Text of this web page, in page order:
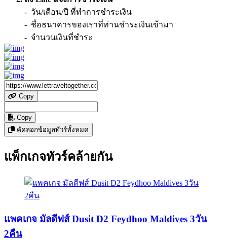
- วัน/เดือน/ปี ที่ทำการชำระเงิน
- ชื่อธนาคารของเราที่ท่านชำระเงินเข้ามา
- จำนวนเงินที่ชำระ
Copy
Copy
คัดลอกข้อมูลทัวร์ทั้งหมด
แพ็กเกจทัวร์คล้ายกัน
แพคเกจ มัลดีฟส์ Dusit D2 Feydhoo Maldives 3วัน
2คืน